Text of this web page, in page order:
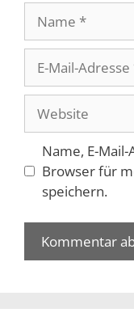
Mail-
Adresse
Website
Name, E-
Browser für
speichern.